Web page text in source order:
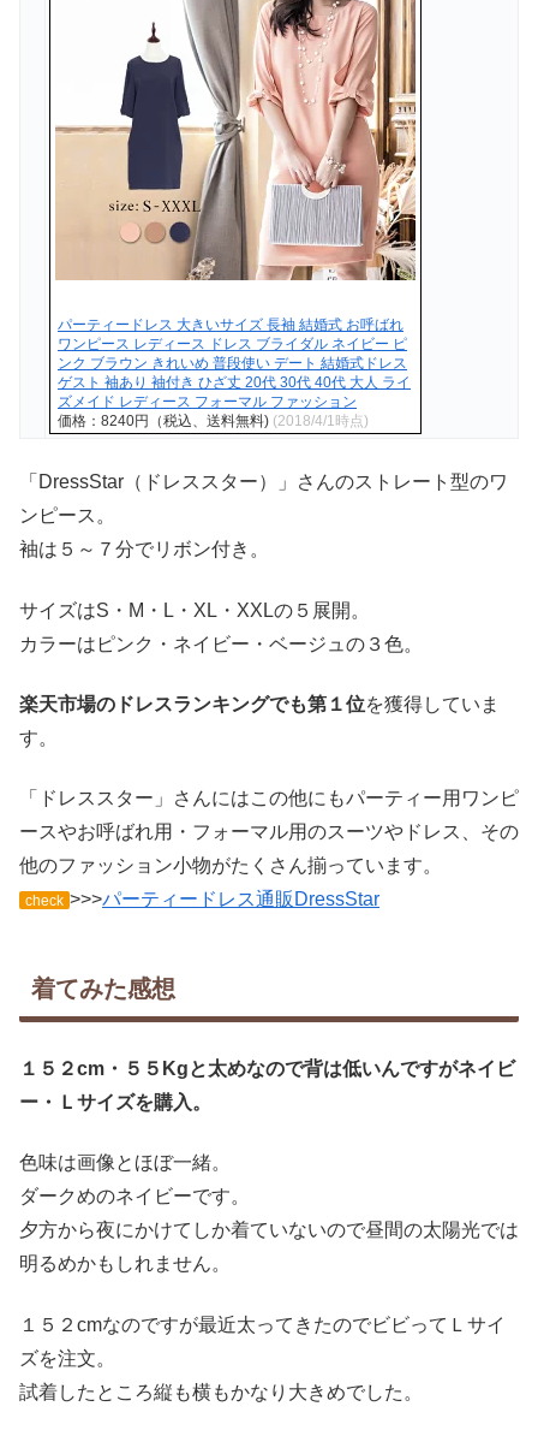
パーティードレス 大きいサイズ 長袖 結婚式 お呼ばれ
ワンピース レディース ドレス ブライダル ネイビー ピ
ンク ブラウン きれいめ 普段使い デート 結婚式ドレス
ゲスト 袖あり 袖付き ひざ丈 20代 30代 40代 大人 ライ
ズメイド レディース フォーマル ファッション
価格：8240円（税込、送料無料) (2018/4/1時点)
「DressStar（ドレススター）」さんのストレート型のワ
ンピース。
袖は５～７分でリボン付き。
サイズはS・M・L・XL・XXLの５展開。
カラーはピンク・ネイビー・ベージュの３色。
楽天市場のドレスランキングでも第１位を獲得していま
す。
「ドレススター」さんにはこの他にもパーティー用ワンピ
ースやお呼ばれ用・フォーマル用のスーツやドレス、その
他のファッション小物がたくさん揃っています。
check >>>パーティードレス通販DressStar
着てみた感想
１５２cm・５５Kgと太めなので背は低いんですがネイビ
ー・Ｌサイズを購入。
色味は画像とほぼ一緒。
ダークめのネイビーです。
夕方から夜にかけてしか着ていないので昼間の太陽光では
明るめかもしれません。
１５２cmなのですが最近太ってきたのでビビってＬサイ
ズを注文。
試着したところ縦も横もかなり大きめでした。